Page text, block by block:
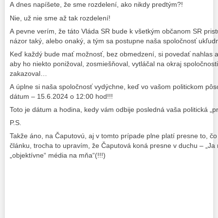
A dnes napíšete, že sme rozdelení, ako nikdy predtým?!
Nie, už nie sme až tak rozdelení!
A pevne verím, že táto Vláda SR bude k všetkým občanom SR
názor taký, alebo onaký, a tým sa postupne naša spoločnosť
Keď každý bude mať možnosť, bez obmedzení, si povedať nahlas
aby ho niekto ponižoval, zosmiešňoval, vytláčal na okraj
zakazoval…
A úplne si naša spoločnosť vydýchne, keď vo vašom politickom
dátum – 15.6.2024 o 12:00 hod!!!
Toto je dátum a hodina, kedy vám odbije posledná vaša politická
P.S.
Takže áno, na Čaputovú, aj v tomto prípade plne platí presne to,
článku, trocha to upravím, že Čaputová koná presne v duchu – „Ja
„objektívne“ média na mňa“(!!!)